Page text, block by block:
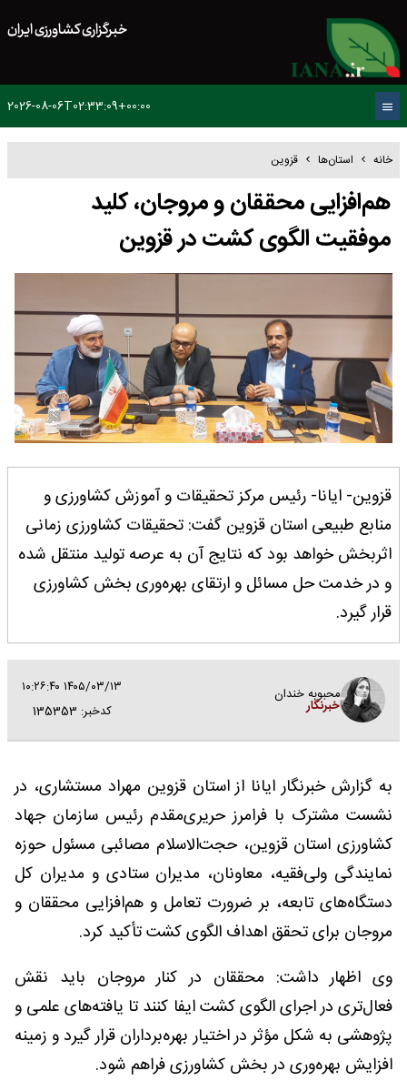
خبرگزاری کشاورزی ایران
2026-08-06T02:33:09+00:00
خانه استان‌ها قزوین
هم‌افزایی محققان و مروجان، کلید
موفقیت الگوی کشت در قزوین
قزوین- ایانا- رئیس مرکز تحقیقات و آموزش کشاورزی و
منابع طبیعی استان قزوین گفت: تحقیقات کشاورزی زمانی
اثربخش خواهد بود که نتایج آن به عرصه تولید منتقل شده
و در خدمت حل مسائل و ارتقای بهره‌وری بخش کشاورزی
قرار گیرد.
محبوبه خندان
خبرنگار
۱۴۰۵/۰۳/۱۳ ۱۰:۲۶:۴۰
کدخبر: 135353
به گزارش خبرنگار ایانا از استان قزوین مهراد مستشاری، در
نشست مشترک با فرامرز حریری‌مقدم رئیس سازمان جهاد
کشاورزی استان قزوین، حجت‌الاسلام مصائبی مسئول حوزه
نمایندگی ولی‌فقیه، معاونان، مدیران ستادی و مدیران کل
دستگاه‌های تابعه، بر ضرورت تعامل و هم‌افزایی محققان و
مروجان برای تحقق اهداف الگوی کشت تأکید کرد.
وی اظهار داشت: محققان در کنار مروجان باید نقش
فعال‌تری در اجرای الگوی کشت ایفا کنند تا یافته‌های علمی و
پژوهشی به شکل مؤثر در اختیار بهره‌برداران قرار گیرد و زمینه
افزایش بهره‌وری در بخش کشاورزی فراهم شود.